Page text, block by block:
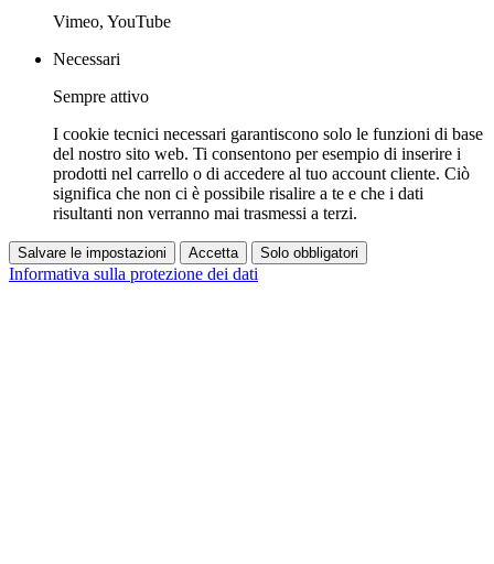
Vimeo, YouTube
Necessari
Sempre attivo
I cookie tecnici necessari garantiscono solo le funzioni di base
del nostro sito web. Ti consentono per esempio di inserire i
prodotti nel carrello o di accedere al tuo account cliente. Ciò
significa che non ci è possibile risalire a te e che i dati
risultanti non verranno mai trasmessi a terzi.
Salvare le impostazioni Accetta Solo obbligatori
Informativa sulla protezione dei dati